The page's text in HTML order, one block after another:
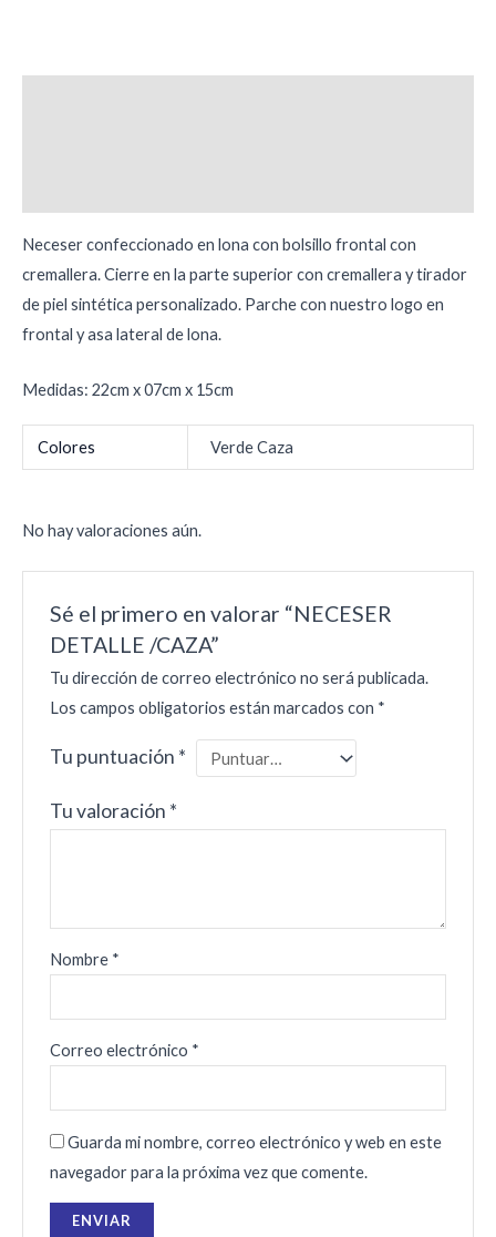
Neceser confeccionado en lona con bolsillo frontal con
cremallera. Cierre en la parte superior con cremallera y tirador
de piel sintética personalizado. Parche con nuestro logo en
frontal y asa lateral de lona.
Medidas: 22cm x 07cm x 15cm
Colores Verde Caza
No hay valoraciones aún.
Sé el primero en valorar “NECESER
DETALLE /CAZA”
Tu dirección de correo electrónico no será publicada.
Los campos obligatorios están marcados con *
Tu puntuación *
Tu valoración *
Nombre *
Correo electrónico *
Guarda mi nombre, correo electrónico y web en este
navegador para la próxima vez que comente.